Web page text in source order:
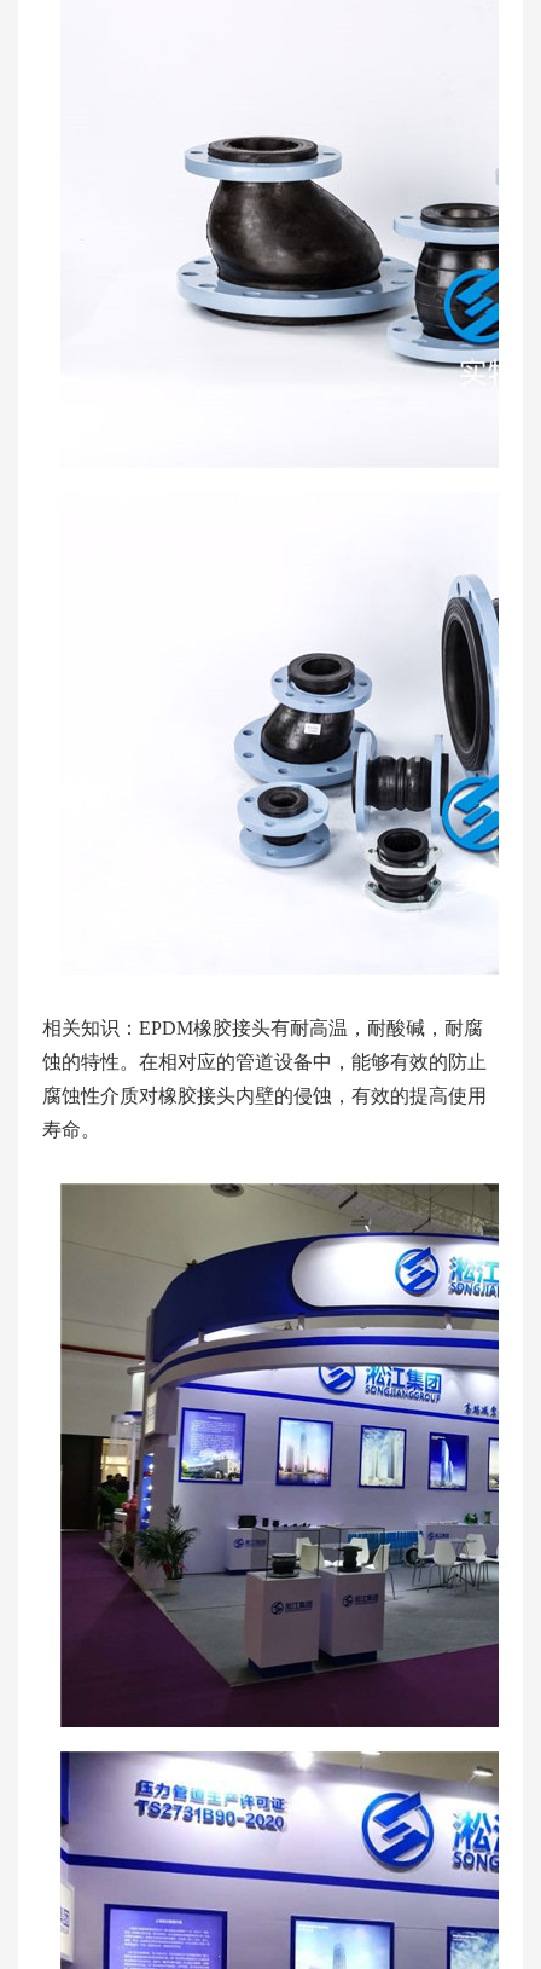
相关知识：EPDM橡胶接头有耐高温，耐酸碱，耐腐
蚀的特性。在相对应的管道设备中，能够有效的防止
腐蚀性介质对橡胶接头内壁的侵蚀，有效的提高使用
寿命。